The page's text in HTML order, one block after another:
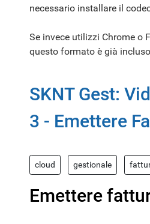
necessario installare il
Se invece utilizzi Chrome o
questo formato è già
SKNT Gest:
3 - Emettere
cloud gestionale
Emettere